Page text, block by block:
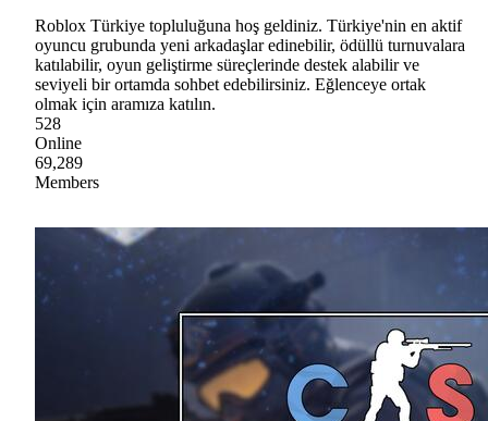
Roblox Türkiye topluluğuna hoş geldiniz. Türkiye'nin en aktif
oyuncu grubunda yeni arkadaşlar edinebilir, ödüllü turnuvalara
katılabilir, oyun geliştirme süreçlerinde destek alabilir ve
seviyeli bir ortamda sohbet edebilirsiniz. Eğlenceye ortak
olmak için aramıza katılın.
528
Online
69,289
Members